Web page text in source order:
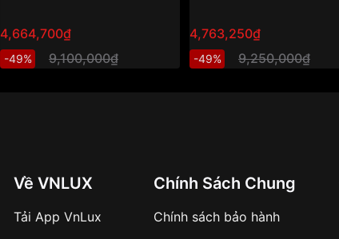
4,664,700₫
-49% 9,100,000₫
4,763,250₫
-49% 9,250,000₫
Về VNLUX
Tải App VnLux
Chính Sách Chung
Chính sách bảo hành